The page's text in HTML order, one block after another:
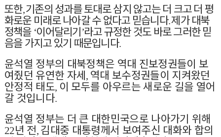
또한,기존의 성과를 토대로 삼지 않고는 더 크고 더 평
화로운 미래로 나아갈 수 없다고 믿습니다.제가 대북
정책을 ‘이어달리기’라고 규정한 것도 바로 그러한 믿
음을 가지고 있기 때문입니다.
윤석열 정부의 대북정책은 역대 진보정권들이 보
여줬던 유연한 자세, 역대 보수정권들이 지켜왔던
안정적 태도, 이 모두를 아우르는 새로운 길을 열어
갈 것입니다.
윤석열 정부는 더 큰 대한민국으로 나아가기 위해
22년 전, 김대중 대통령께서 보여주신 대화와 합의